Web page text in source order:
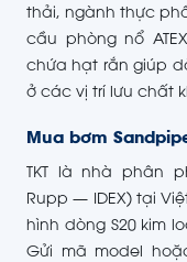
thải, ngành thực
cầu phòng nổ
chứa hạt rắn giúp
ở các vị trí lưu chất
Mua bơm
TKT là nhà phân
Rupp — IDEX) tại
hình dòng S20 kim
Gửi mã model